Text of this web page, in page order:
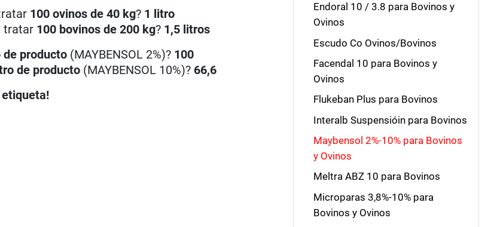
100 ovinos de 40 kg? 1 litro
tratar 100 bovinos de 200 kg? 1,5 litros
de producto (MAYBENSOL 2%)? 100
de producto (MAYBENSOL 10%)? 66,6
etiqueta!
Endoral 10 / 3.8 para Bovinos y
Ovinos
Escudo Co Ovinos/Bovinos
Facendal 10 para Bovinos y
Ovinos
Flukeban Plus para Bovinos
Interalb Suspensióin para Bovinos
Maybensol 2%-10% para Bovinos
y Ovinos
Meltra ABZ 10 para Bovinos
Microparas 3,8%-10% para
Bovinos y Ovinos